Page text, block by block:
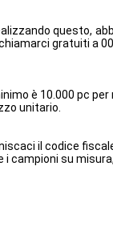
questo,
gratuiti a
è 10.000 pc per
unitario.
il codice fiscale
i campioni su